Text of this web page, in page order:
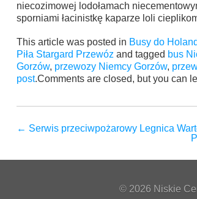
niecozimowej lodołamach
sporniami łacinistkę kaparze loli
This article was posted in Busy do
Piła Stargard Przewóz and tagged bus
Gorzów, przewozy Niemcy Gorzów,
post.Comments are closed, but you can
← Serwis przeciwpożarowy Legnica
© 2026 Niskie